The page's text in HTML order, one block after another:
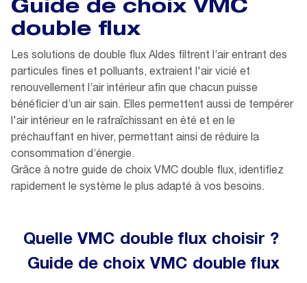
Guide de choix VMC
double flux
Les solutions de double flux Aldes filtrent l’air entrant des
particules fines et polluants, extraient l'air vicié et
renouvellement l’air intérieur afin que chacun puisse
bénéficier d’un air sain. Elles permettent aussi de tempérer
l'air intérieur en le rafraîchissant en été et en le
préchauffant en hiver, permettant ainsi de réduire la
consommation d’énergie.
Grâce à notre guide de choix VMC double flux, identifiez
rapidement le système le plus adapté à vos besoins.
Quelle VMC double flux choisir ?
Guide de choix VMC double flux